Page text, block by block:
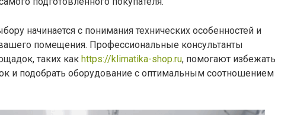
начинается с понимания технических особенностей и
помещения. Профессиональные консультанты
таких как https://klimatika-shop.ru, помогают избежать
и подобрать оборудование с оптимальным соотношением